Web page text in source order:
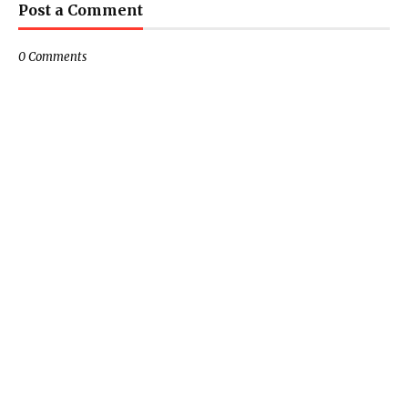
Post a Comment
0 Comments